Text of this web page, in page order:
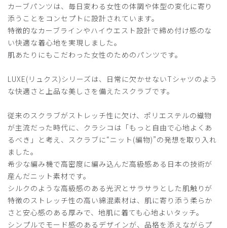
商品：L74レディース:カーブスクラブパンツ・LUXE/ダ
ークブラウン/S
役に立った 0
購入確認済み
年齢:60代 身長:161-165cm 体重:61-65kg
ウエストに負担がなくて、とても快適です。動きやすいです
ね。とてもいいです♪
商品：L74レディース:カーブスクラブパンツ・LUXE/デ
ィープネイビー/XL
役に立った 0
カーブパンツは、毎日変わる女性の体調や体型の変化に寄り
添うことをコンセプトに設計されています。
特徴的なカーブラインやハイウエスト設計で締め付け感のな
い快適な着心地を実現しました。
肌あたりにもこだわった女性のためのパンツです。
LUXE(リュクス)シリーズは、日常に欠かせないTシャツのよう
な快適さと上品な美しさを備えたスクラブです。
従来のスクラブがストレッチ性に欠け、ポリエステルの織物
が主流だった時代に、クラシコは「もっと自由で心地よくあ
るべき」と考え、スクラブに“ニット(編物)”の発想を取り入れ
ました。
希少な編み機で高密度に編み込んだ高級感ある日本の技術が
産んだニット素材です。
シルクのような高級感のある光沢とサラサラとした肌触りが
特徴のストレッチ性の高い綿混素材は、肌に寄り添う柔らか
さと安心感のある厚みで、地肌に着ても心地よいタッチ。
シンプルでモード感のあるデザインが、品格を添えながらプ